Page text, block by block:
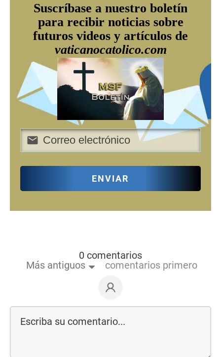
Suscríbase a nuestro boletín
para recibir noticias sobre
futuros videos y artículos de
vaticanocatolico.com
ENVIAR
0 comentarios
Más antiguos
comentarios primero